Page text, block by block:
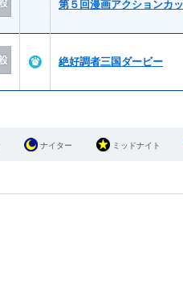
第５回漫画アクションカ
絶好調者三国ダービー
ナイター ミッドナイト